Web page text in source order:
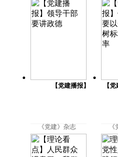
2026-04-03
【党建播报】领导干部
《党建》杂志
社
【
社